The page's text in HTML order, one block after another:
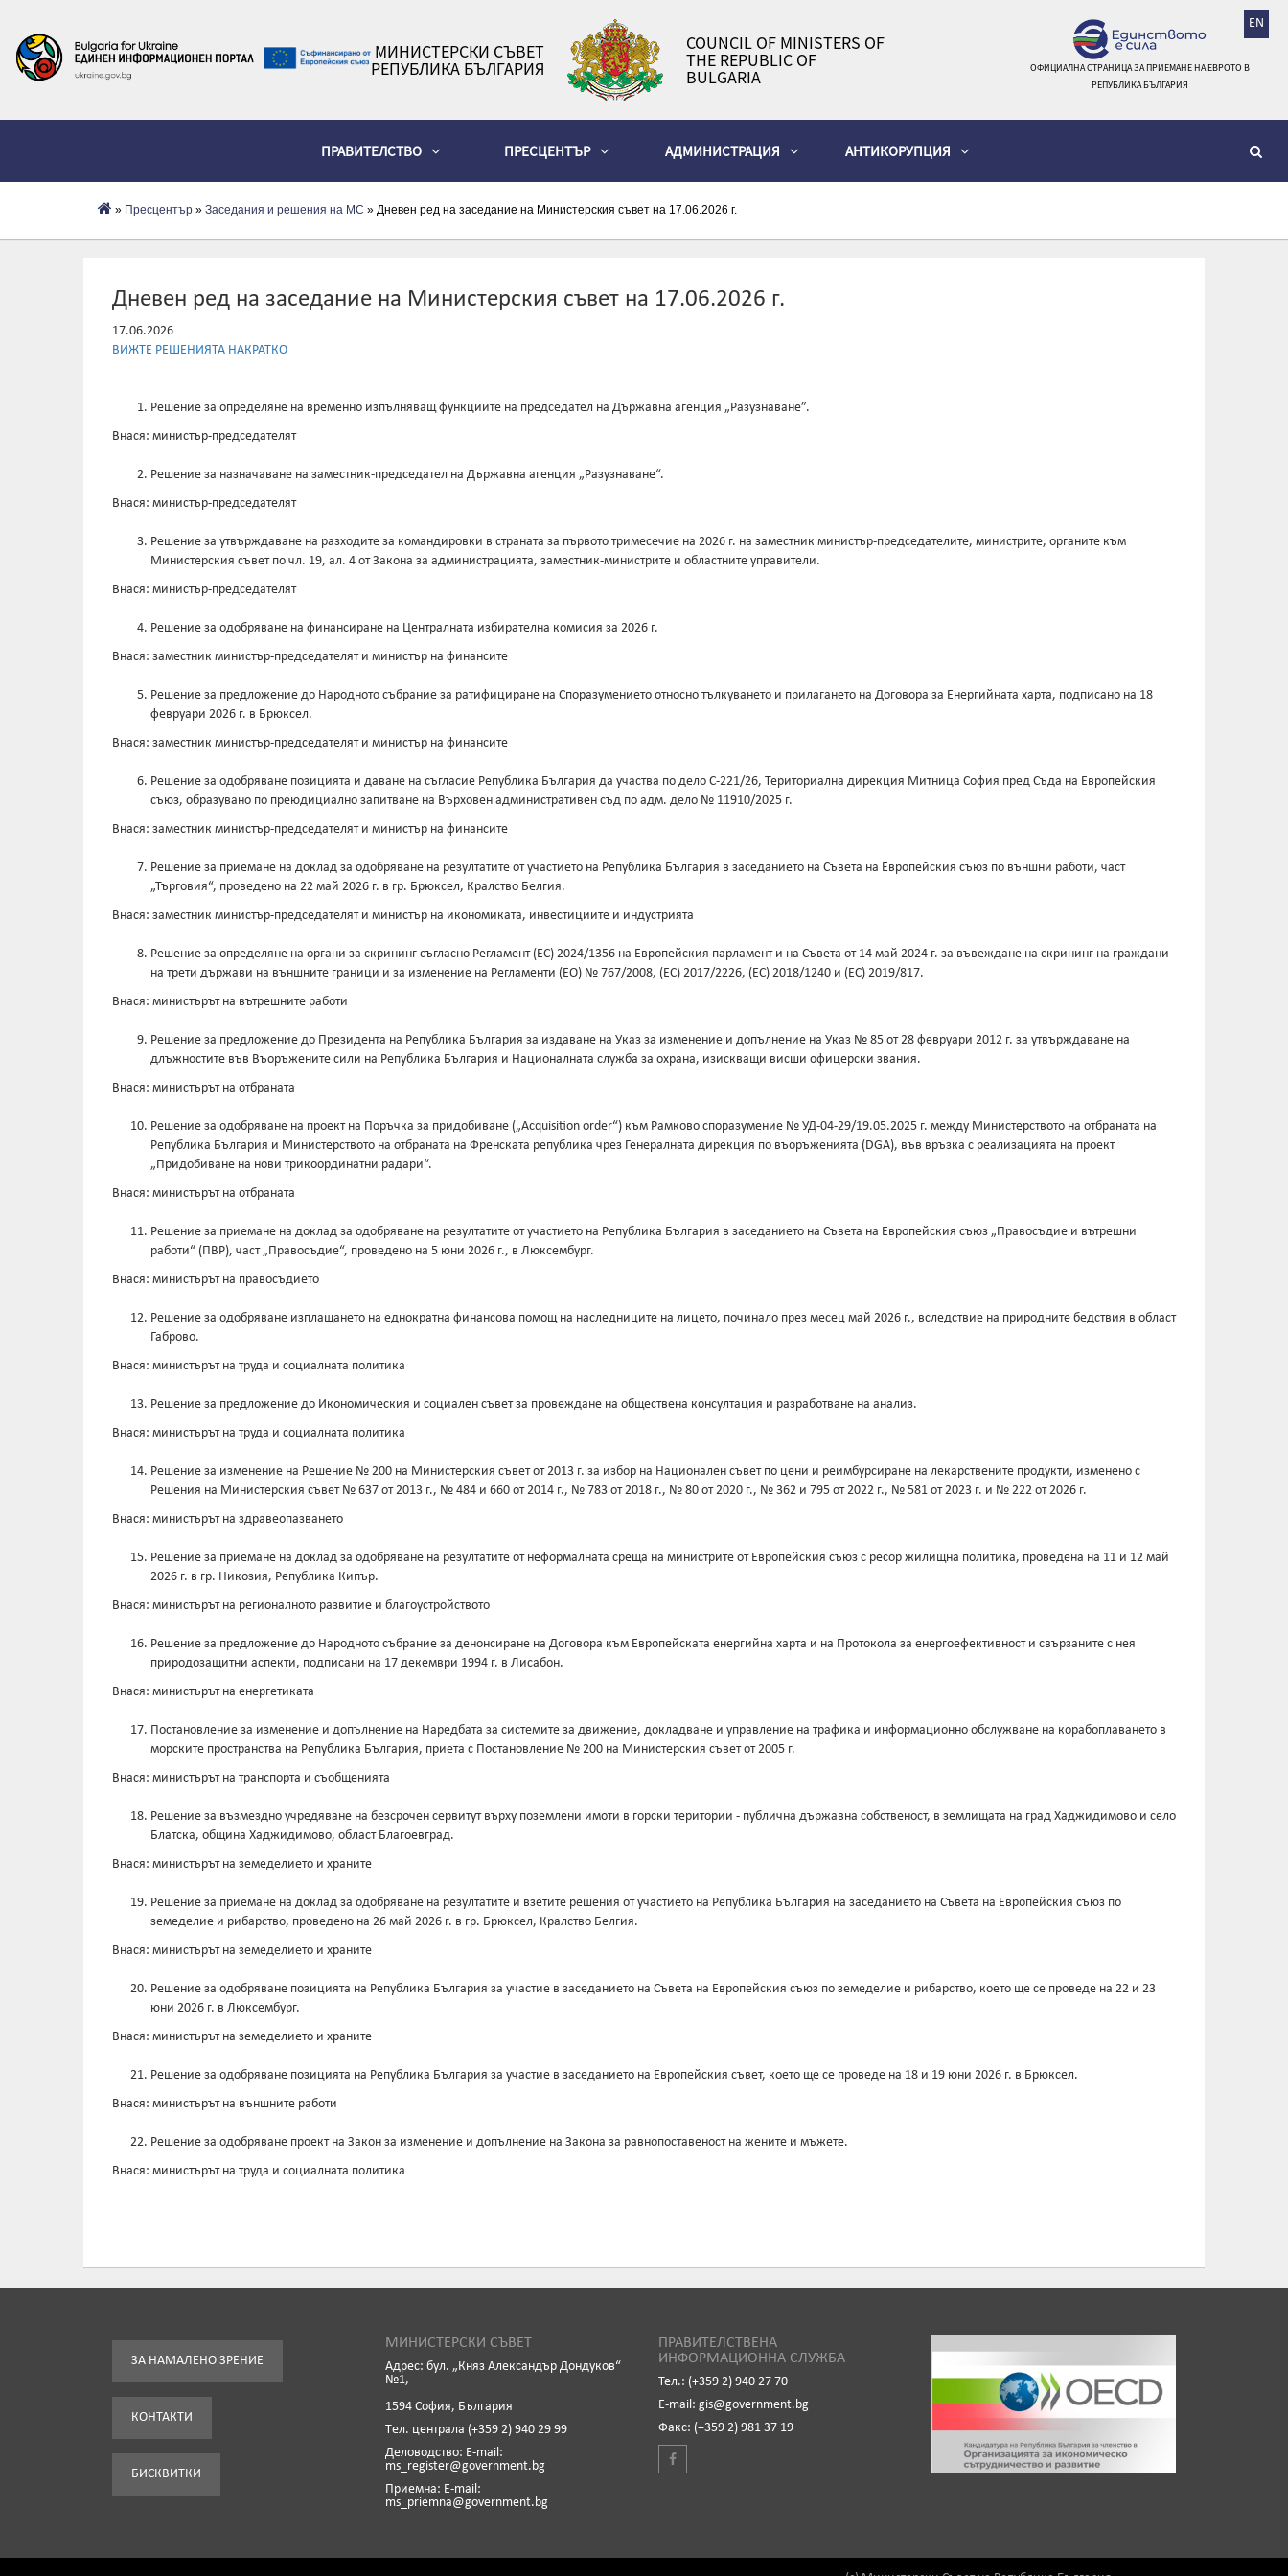
EN
МИНИСТЕРСКИ СЪВЕТ
РЕПУБЛИКА БЪЛГАРИЯ
COUNCIL OF MINISTERS OF
THE REPUBLIC OF
BULGARIA
ОФИЦИАЛНА СТРАНИЦА ЗА ПРИЕМАНЕ НА ЕВРОТО В
РЕПУБЛИКА БЪЛГАРИЯ
ПРАВИТЕЛСТВО ПРЕСЦЕНТЪР АДМИНИСТРАЦИЯ АНТИКОРУПЦИЯ
» Пресцентър » Заседания и решения на МС » Дневен ред на заседание на Министерския съвет на 17.06.2026 г.
Дневен ред на заседание на Министерския съвет на 17.06.2026 г.
17.06.2026
ВИЖТЕ РЕШЕНИЯТА НАКРАТКО
Решение за определяне на временно изпълняващ функциите на председател на Държавна агенция „Разузнаване”.
Внася: министър-председателят
Решение за назначаване на заместник-председател на Държавна агенция „Разузнаване“.
Внася: министър-председателят
Решение за утвърждаване на разходите за командировки в страната за първото тримесечие на 2026 г. на заместник министър-председателите, министрите, органите към
Министерския съвет по чл. 19, ал. 4 от Закона за администрацията, заместник-министрите и областните управители.
Внася: министър-председателят
Решение за одобряване на финансиране на Централната избирателна комисия за 2026 г.
Внася: заместник министър-председателят и министър на финансите
Решение за предложение до Народното събрание за ратифициране на Споразумението относно тълкуването и прилагането на Договора за Енергийната харта, подписано на 18
февруари 2026 г. в Брюксел.
Внася: заместник министър-председателят и министър на финансите
Решение за одобряване позицията и даване на съгласие Република България да участва по дело С-221/26, Териториална дирекция Митница София пред Съда на Европейския
съюз, образувано по преюдициално запитване на Върховен административен съд по адм. дело № 11910/2025 г.
Внася: заместник министър-председателят и министър на финансите
Решение за приемане на доклад за одобряване на резултатите от участието на Република България в заседанието на Съвета на Европейския съюз по външни работи, част
„Търговия“, проведено на 22 май 2026 г. в гр. Брюксел, Кралство Белгия.
Внася: заместник министър-председателят и министър на икономиката, инвестициите и индустрията
Решение за определяне на органи за скрининг съгласно Регламент (ЕС) 2024/1356 на Европейския парламент и на Съвета от 14 май 2024 г. за въвеждане на скрининг на граждани
на трети държави на външните граници и за изменение на Регламенти (ЕО) № 767/2008, (ЕС) 2017/2226, (ЕС) 2018/1240 и (ЕС) 2019/817.
Внася: министърът на вътрешните работи
Решение за предложение до Президента на Република България за издаване на Указ за изменение и допълнение на Указ № 85 от 28 февруари 2012 г. за утвърждаване на
длъжностите във Въоръжените сили на Република България и Националната служба за охрана, изискващи висши офицерски звания.
Внася: министърът на отбраната
Решение за одобряване на проект на Поръчка за придобиване („Acquisition order“) към Рамково споразумение № УД-04-29/19.05.2025 г. между Министерството на отбраната на
Република България и Министерството на отбраната на Френската република чрез Генералната дирекция по въоръженията (DGA), във връзка с реализацията на проект
„Придобиване на нови трикоординатни радари“.
Внася: министърът на отбраната
Решение за приемане на доклад за одобряване на резултатите от участието на Република България в заседанието на Съвета на Европейския съюз „Правосъдие и вътрешни
работи“ (ПВР), част „Правосъдие“, проведено на 5 юни 2026 г., в Люксембург.
Внася: министърът на правосъдието
Решение за одобряване изплащането на еднократна финансова помощ на наследниците на лицето, починало през месец май 2026 г., вследствие на природните бедствия в област
Габрово.
Внася: министърът на труда и социалната политика
Решение за предложение до Икономическия и социален съвет за провеждане на обществена консултация и разработване на анализ.
Внася: министърът на труда и социалната политика
Решение за изменение на Решение № 200 на Министерския съвет от 2013 г. за избор на Национален съвет по цени и реимбурсиране на лекарствените продукти, изменено с
Решения на Министерския съвет № 637 от 2013 г., № 484 и 660 от 2014 г., № 783 от 2018 г., № 80 от 2020 г., № 362 и 795 от 2022 г., № 581 от 2023 г. и № 222 от 2026 г.
Внася: министърът на здравеопазването
Решение за приемане на доклад за одобряване на резултатите от неформалната среща на министрите от Европейския съюз с ресор жилищна политика, проведена на 11 и 12 май
2026 г. в гр. Никозия, Република Кипър.
Внася: министърът на регионалното развитие и благоустройството
Решение за предложение до Народното събрание за денонсиране на Договора към Европейската енергийна харта и на Протокола за енергоефективност и свързаните с нея
природозащитни аспекти, подписани на 17 декември 1994 г. в Лисабон.
Внася: министърът на енергетиката
Постановление за изменение и допълнение на Наредбата за системите за движение, докладване и управление на трафика и информационно обслужване на корабоплаването в
морските пространства на Република България, приета с Постановление № 200 на Министерския съвет от 2005 г.
Внася: министърът на транспорта и съобщенията
Решение за възмездно учредяване на безсрочен сервитут върху поземлени имоти в горски територии - публична държавна собственост, в землищата на град Хаджидимово и село
Блатска, община Хаджидимово, област Благоевград.
Внася: министърът на земеделието и храните
Решение за приемане на доклад за одобряване на резултатите и взетите решения от участието на Република България на заседанието на Съвета на Европейския съюз по
земеделие и рибарство, проведено на 26 май 2026 г. в гр. Брюксел, Кралство Белгия.
Внася: министърът на земеделието и храните
Решение за одобряване позицията на Република България за участие в заседанието на Съвета на Европейския съюз по земеделие и рибарство, което ще се проведе на 22 и 23
юни 2026 г. в Люксембург.
Внася: министърът на земеделието и храните
Решение за одобряване позицията на Република България за участие в заседанието на Европейския съвет, което ще се проведе на 18 и 19 юни 2026 г. в Брюксел.
Внася: министърът на външните работи
Решение за одобряване проект на Закон за изменение и допълнение на Закона за равнопоставеност на жените и мъжете.
Внася: министърът на труда и социалната политика
ЗА НАМАЛЕНО ЗРЕНИЕ
КОНТАКТИ
БИСКВИТКИ
МИНИСТЕРСКИ СЪВЕТ
Адрес: бул. „Княз Александър Дондуков“
№1,
1594 София, България
Tел. централа (+359 2) 940 29 99
Деловодство: Е-mail:
ms_register@government.bg
Приемна: Е-mail:
ms_priemna@government.bg
ПРАВИТЕЛСТВЕНА
ИНФОРМАЦИОННА СЛУЖБА
Тел.: (+359 2) 940 27 70
Е-mail: gis@government.bg
Факс: (+359 2) 981 37 19